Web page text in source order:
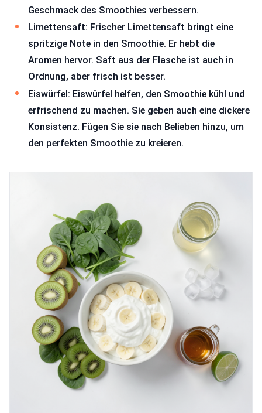
Geschmack des Smoothies verbessern.
Limettensaft: Frischer Limettensaft bringt eine
spritzige Note in den Smoothie. Er hebt die
Aromen hervor. Saft aus der Flasche ist auch in
Ordnung, aber frisch ist besser.
Eiswürfel: Eiswürfel helfen, den Smoothie kühl und
erfrischend zu machen. Sie geben auch eine dickere
Konsistenz. Fügen Sie sie nach Belieben hinzu, um
den perfekten Smoothie zu kreieren.